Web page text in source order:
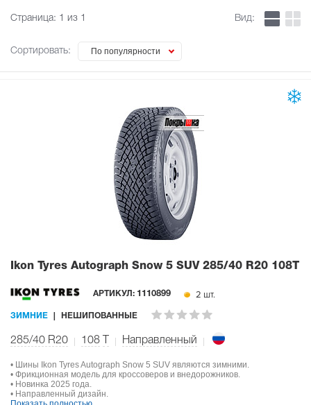
Страница: 1 из 1
Сортировать: По популярности
Вид:
Ikon Tyres Autograph Snow 5 SUV 285/40 R20 108T
АРТИКУЛ: 1110899 2 шт.
ЗИМНИЕ НЕШИПОВАННЫЕ
285/40 R20 108 Направленный
• Шины Ikon Tyres Autograph Snow 5 SUV являются зимними.
• Фрикционная модель для кроссоверов и внедорожников.
• Новинка 2025 года.
• Направленный дизайн.